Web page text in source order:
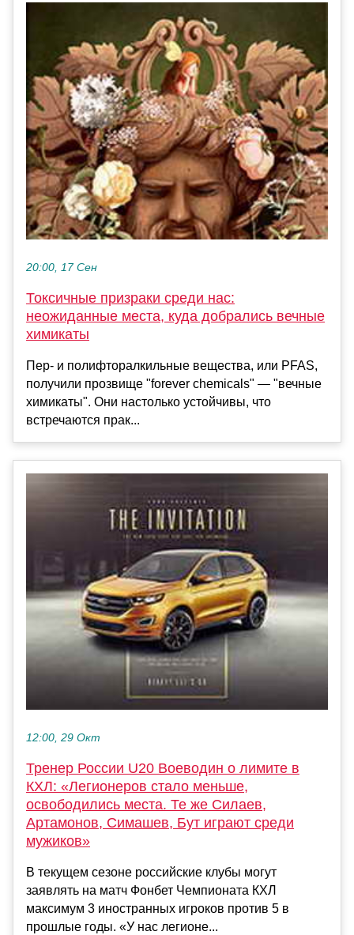
20:00, 17 Сен
Токсичные призраки среди нас:
неожиданные места, куда добрались вечные
химикаты
Пер- и полифторалкильные вещества, или PFAS,
получили прозвище "forever chemicals" — "вечные
химикаты". Они настолько устойчивы, что
встречаются прак...
12:00, 29 Окт
Тренер России U20 Воеводин о лимите в
КХЛ: «Легионеров стало меньше,
освободились места. Те же Силаев,
Артамонов, Симашев, Бут играют среди
мужиков»
В текущем сезоне российские клубы могут
заявлять на матч Фонбет Чемпионата КХЛ
максимум 3 иностранных игроков против 5 в
прошлые годы. «У нас легионе...